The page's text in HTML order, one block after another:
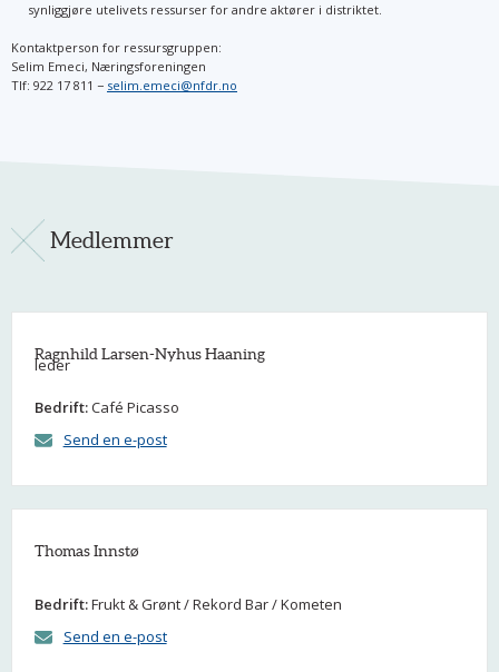
synliggjøre utelivets ressurser for andre aktører i distriktet.
Kontaktperson for ressursgruppen:
Selim Emeci, Næringsforeningen
Tlf: 922 17 811 − selim.emeci@nfdr.no
Medlemmer
Ragnhild Larsen-Nyhus Haaning
leder
Bedrift:Café Picasso
Send en e-post
Thomas Innstø
Bedrift:Frukt & Grønt / Rekord Bar / Kometen
Send en e-post